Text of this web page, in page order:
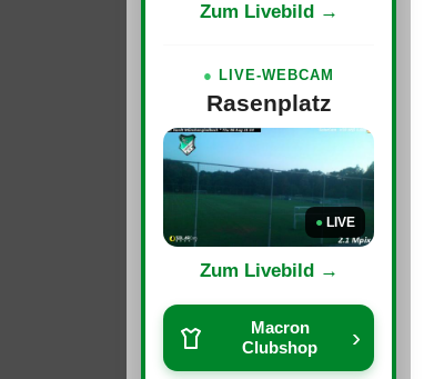
Zum Livebild →
● LIVE-WEBCAM
Rasenplatz
● LIVE
Zum Livebild →
Macron
Clubshop
›